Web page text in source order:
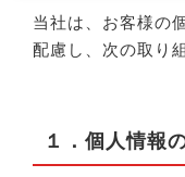
当社は、お客様の
配慮し、次の取り
１．個人情報